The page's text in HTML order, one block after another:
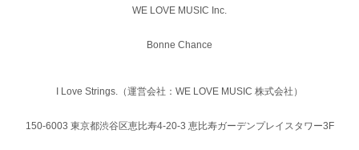
WE LOVE MUSIC Inc.
Bonne Chance
I Love Strings.（運営会社：WE LOVE MUSIC 株式会社）
150-6003 東京都渋谷区恵比寿4-20-3 恵比寿ガーデンプレイスタワー3F